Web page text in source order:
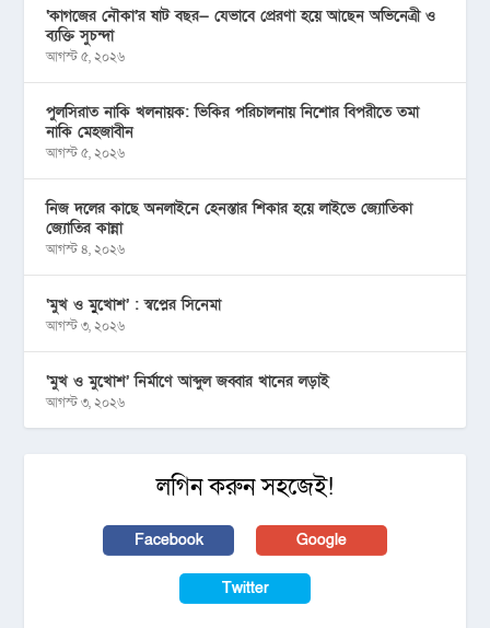
‘কাগজের নৌকা’র ষাট বছর— যেভাবে প্রেরণা হয়ে আছেন অভিনেত্রী ও
ব্যক্তি সুচন্দা
আগস্ট ৫, ২০২৬
পুলসিরাত নাকি খলনায়ক: ভিকির পরিচালনায় নিশোর বিপরীতে তমা
নাকি মেহজাবীন
আগস্ট ৫, ২০২৬
নিজ দলের কাছে অনলাইনে হেনস্তার শিকার হয়ে লাইভে জ্যোতিকা
জ্যোতির কান্না
আগস্ট ৪, ২০২৬
‘মুখ ও মু্খোশ’ : স্বপ্নের সিনেমা
আগস্ট ৩, ২০২৬
‘মুখ ও মুখোশ’ নির্মাণে আব্দুল জব্বার খানের লড়াই
আগস্ট ৩, ২০২৬
লগিন করুন সহজেই!
Facebook Google
Twitter